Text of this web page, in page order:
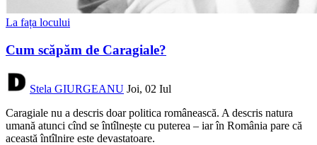
La fața locului
Cum scăpăm de Caragiale?
Stela GIURGEANU Joi, 02 Iul
Caragiale nu a descris doar politica românească. A descris natura
umană atunci cînd se întîlnește cu puterea – iar în România pare că
această întîlnire este devastatoare.